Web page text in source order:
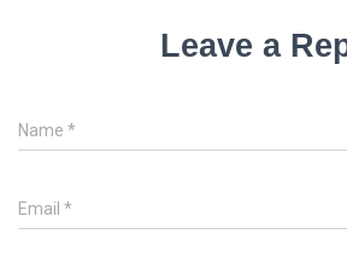
Leave a
Name *
Email *